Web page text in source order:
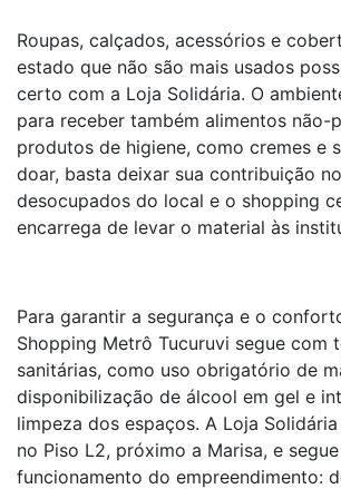
Roupas, calçados, acessórios e
estado que não são mais usados
certo com a Loja Solidária. O
para receber também alimentos não-
produtos de higiene, como cremes e
doar, basta deixar sua contribuição
desocupados do local e o shopping
encarrega de levar o material às
Para garantir a segurança e o
Shopping Metrô Tucuruvi segue com
sanitárias, como uso obrigatório de
disponibilização de álcool em gel e
limpeza dos espaços. A Loja
no Piso L2, próximo a Marisa, e
funcionamento do empreendimento: